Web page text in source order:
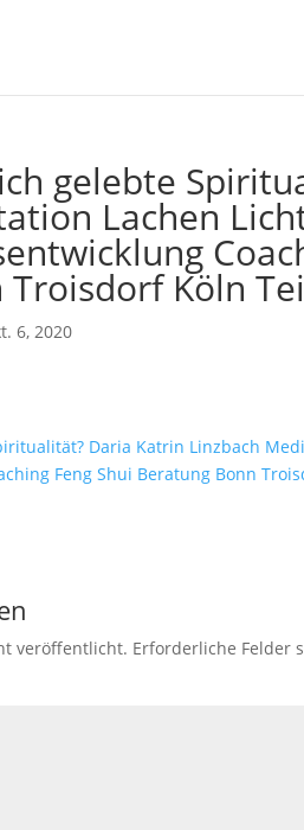
gelebte
Lachen
Köln
6, 2020
veröffentlicht. Erforderliche Felder